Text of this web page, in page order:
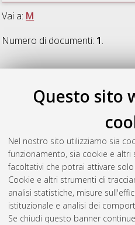
Questo sito
Nel nostro sito utilizziamo sia
funzionamento, sia cookie e
facoltativi che potrai attivare
Cookie e altri strumenti di
analisi statistiche, misure
istituzionale e analisi dei
Se chiudi questo banner
Vai a: M
Numero di documenti: 1.
M
Mirzahosseini Barough, Saba
Ecosystem Services of
Gzira, Malta.[Laurea
di Studio inIngegneria per
DM270]
Questa lista e' stata